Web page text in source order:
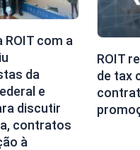
ROIT com a
da
e
discutir
contratos
à
ROIT
de tax